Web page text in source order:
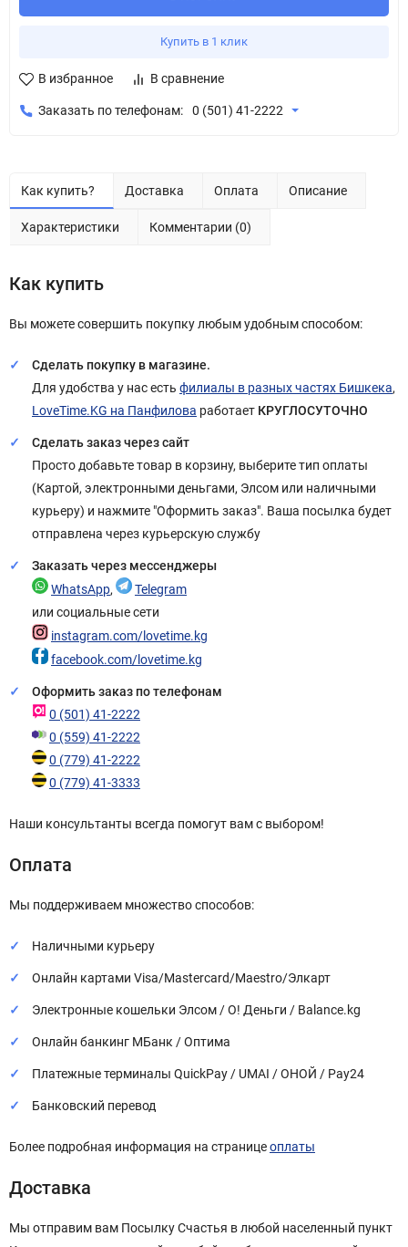
Купить в 1 клик
В избранное В сравнение
Заказать по телефонам: 0 (501) 41-2222
Как купить? Доставка Оплата Описание
Характеристики Комментарии (0)
Как купить
Вы можете совершить покупку любым удобным способом:
Сделать покупку в магазине.
Для удобства у нас есть филиалы в разных частях Бишкека,
LoveTime.KG на Панфилова работает КРУГЛОСУТОЧНО
Сделать заказ через сайт
Просто добавьте товар в корзину, выберите тип оплаты
(Картой, электронными деньгами, Элсом или наличными
курьеру) и нажмите "Оформить заказ". Ваша посылка будет
отправлена через курьерскую службу
Заказать через мессенджеры
WhatsApp,
Telegram
или социальные сети
instagram.com/lovetime.kg
facebook.com/lovetime.kg
Оформить заказ по телефонам
0 (501) 41-2222
0 (559) 41-2222
0 (779) 41-2222
0 (779) 41-3333
Наши консультанты всегда помогут вам с выбором!
Оплата
Мы поддерживаем множество способов:
Наличными курьеру
Онлайн картами Visa/Mastercard/Maestro/Элкарт
Электронные кошельки Элсом / О! Деньги / Balance.kg
Онлайн банкинг МБанк / Оптима
Платежные терминалы QuickPay / UMAI / ОНОЙ / Pay24
Банковский перевод
Более подробная информация на страницеоплаты
Доставка
Мы отправим вам Посылку Счастья в любой населенный пункт